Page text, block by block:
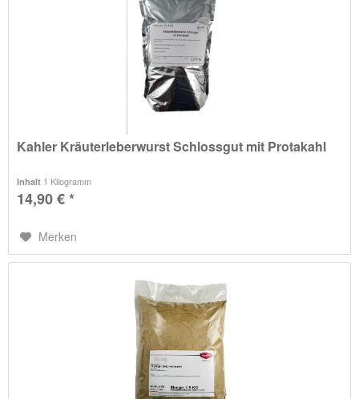
Kahler Kräuterleberwurst Schlossgut mit Protakahl
Inhalt 1 Kilogramm
14,90 € *
Merken